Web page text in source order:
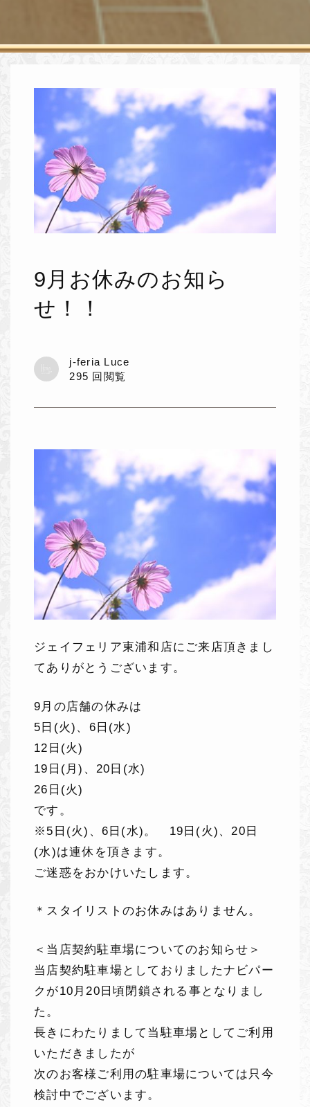
9月お休みのお知ら
せ！！
j-feria Luce
295 回閲覧
ジェイフェリア東浦和店にご来店頂きまし
てありがとうございます。
9月の店舗の休みは
5日(火)、6日(水)
12日(火)
19日(月)、20日(水)
26日(火)
です。
※5日(火)、6日(水)。 19日(火)、20日
(水)は連休を頂きます。
ご迷惑をおかけいたします。
＊スタイリストのお休みはありません。
＜当店契約駐車場についてのお知らせ＞
当店契約駐車場としておりましたナビパー
クが10月20日頃閉鎖される事となりまし
た。
長きにわたりまして当駐車場としてご利用
いただきましたが
次のお客様ご利用の駐車場については只今
検討中でございます。